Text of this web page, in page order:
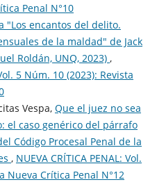
Penal N°10
"Los encantos del delito.
de la maldad" de Jack
Roldán, UNQ, 2023) ,
5 Núm. 10 (2023): Revista
Vespa, Que el juez no sea
el caso genérico del párrafo
Código Procesal Penal de la
, NUEVA CRÍTICA PENAL: Vol.
Nueva Crí­tica Penal N°12